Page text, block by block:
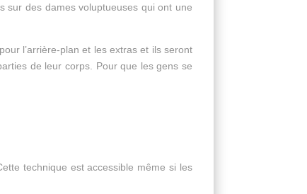
sur des dames voluptueuses qui ont une
l’arrière-plan et les extras et ils seront
de leur corps. Pour que les gens se
technique est accessible même si les